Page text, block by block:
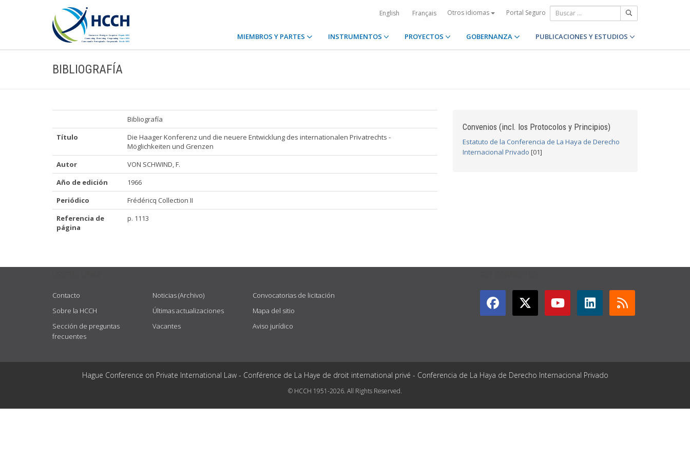
English Français Otros idiomas Portal Seguro
MIEMBROS Y PARTES INSTRUMENTOS PROYECTOS GOBERNANZA PUBLICACIONES Y ESTUDIOS
BIBLIOGRAFÍA
Bibliografía
Título
Die Haager Konferenz und die neuere Entwicklung des internationalen Privatrechts -
Möglichkeiten und Grenzen
Autor
VON SCHWIND, F.
Año de edición
1966
Periódico
Frédéricq Collection II
Referencia de
página
p. 1113
Convenios (incl. los Protocolos y Principios)
Estatuto de la Conferencia de La Haya de Derecho
Internacional Privado [01]
Contacto
Sobre la HCCH
Sección de preguntas
frecuentes
Noticias (Archivo)
Últimas actualizaciones
Vacantes
Convocatorias de licitación
Mapa del sitio
Aviso jurídico
Hague Conference on Private International Law - Conférence de La Haye de droit international privé - Conferencia de La Haya de Derecho Internacional Privado
© HCCH 1951-2026. All Rights Reserved.